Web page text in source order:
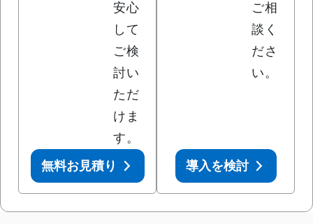
安心
して
ご検
討い
ただ
けま
す。
無料お見積り
ご相
談く
ださ
い。
導入を検討